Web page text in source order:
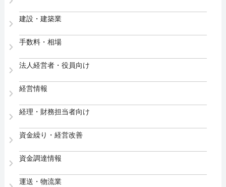
建設・建築業
手数料・相場
法人経営者・役員向け
経営情報
経理・財務担当者向け
資金繰り・経営改善
資金調達情報
運送・物流業